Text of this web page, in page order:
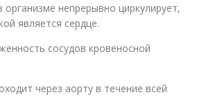
организме непрерывно циркулирует,
является сердце.
сосудов кровеносной
через аорту в течение всей